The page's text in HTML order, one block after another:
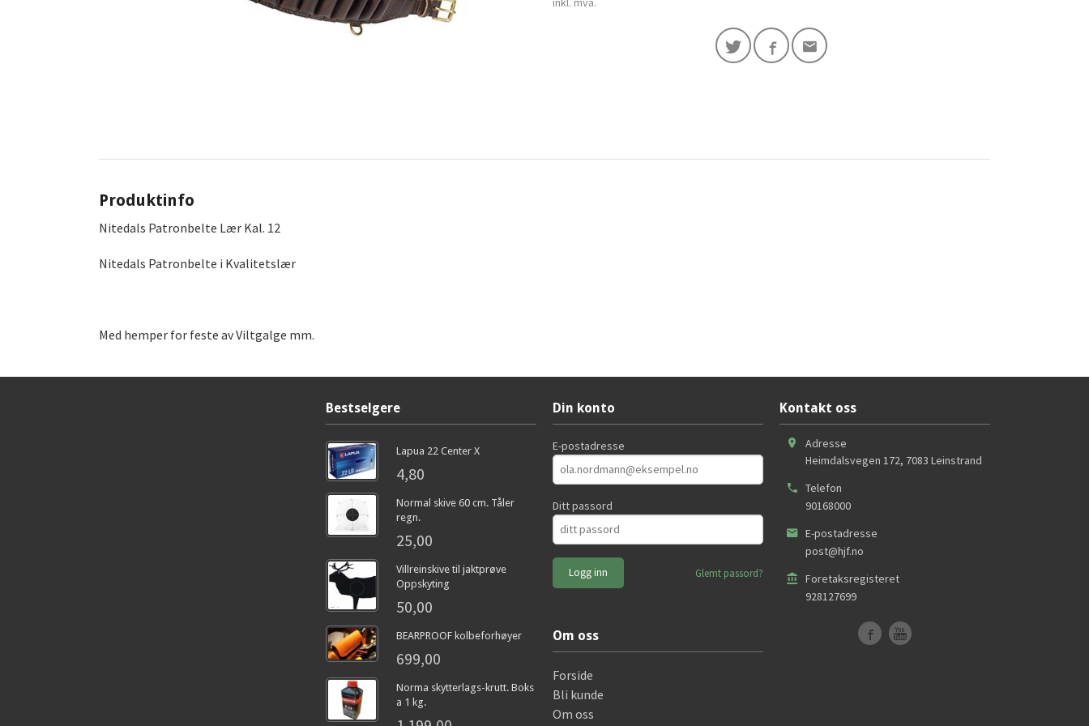
Produktinfo
Nitedals Patronbelte Lær Kal. 12
Nitedals Patronbelte i Kvalitetslær
Med hemper for feste av Viltgalge mm.
Bestselgere
Lapua 22 Center X
4,80
Normal skive 60 cm. Tåler
regn.
25,00
Villreinskive til jaktprøve
Oppskyting
50,00
BEARPROOF kolbeforhøyer
699,00
Norma skytterlags-krutt. Boks
a 1 kg.
Din konto
E-postadresse
Ditt passord
Glemt passord?
Om oss
Forside
Bli kunde
Om oss
Kontakt oss
Adresse
Heimdalsvegen 172, 7083 Leinstrand
Telefon
90168000
E-postadresse
post@hjf.no
Foretaksregisteret
928127699